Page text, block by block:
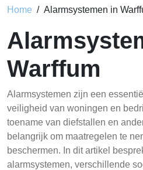
Home Alarmsystemen in
Warffum
Alarmsystemen zijn een
veiligheid van woningen en
toename van diefstallen en
belangrijk om maatregelen te
beschermen. In dit artikel
alarmsystemen, verschillende